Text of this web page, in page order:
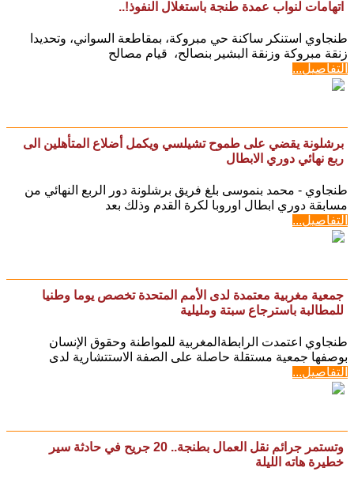
اتهامات لنواب عمدة طنجة باستغلال النفوذ!..
طنجاوي استنكر ساكنة حي مبروكة، بمقاطعة السواني، وتحديدا
زنقة مبروكة وزنقة البشير بنصالح، قيام مصالح
التفاصيل...
برشلونة يقضي على طموح تشيلسي ويكمل أضلاع المتأهلين الى
ربع نهائي دوري الابطال
طنجاوي - محمد بنموسى بلغ فريق برشلونة دور الربع النهائي من
مسابقة دوري ابطال اوروبا لكرة القدم وذلك بعد
التفاصيل...
جمعية مغربية معتمدة لدى الأمم المتحدة تخصص يوما وطنيا
للمطالبة باسترجاع سبتة ومليلية
طنجاوي اعتمدت الرابطةالمغربية للمواطنة وحقوق الإنسان
بوصفها جمعية مستقلة حاصلة على الصفة الاستتشارية لدى
التفاصيل...
وتستمر جرائم نقل العمال بطنجة.. 20 جريح في حادثة سير
خطيرة هاته الليلة